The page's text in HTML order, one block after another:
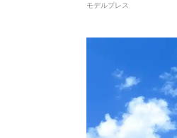
モデルプレス